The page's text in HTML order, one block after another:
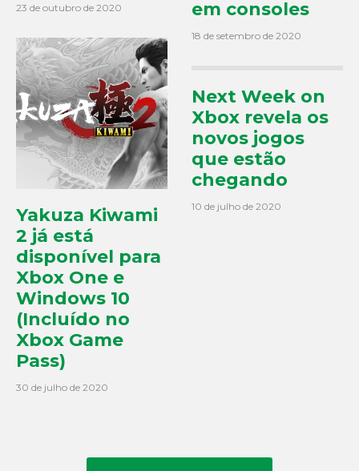
23 de outubro de 2020
Yakuza Kiwami
2 já está
disponível para
Xbox One e
Windows 10
(Incluído no
Xbox Game
Pass)
30 de julho de 2020
em consoles
18 de setembro de 2020
Next Week on
Xbox revela os
novos jogos
que estão
chegando
10 de julho de 2020